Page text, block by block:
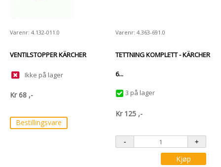
Varenr: 4.132-011.0
VENTILSTOPPER KÄRCHER
Ikke på lager
Kr68 ,-
Bestillingsvare
Varenr: 4.363-691.0
TETTNING KOMPLETT - KÄRCHER
6...
3 på lager
Kr 125 ,-
Kjøp